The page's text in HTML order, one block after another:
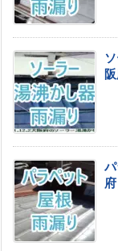
阪
府